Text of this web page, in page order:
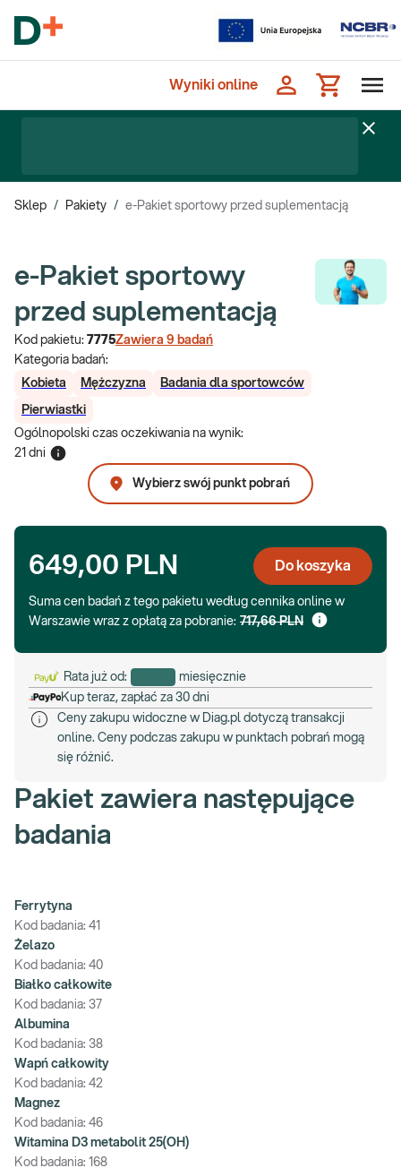
Wyniki online
Sklep / Pakiety / e-Pakiet sportowy przed suplementacją
e-Pakiet sportowy
przed suplementacją
Kod pakietu: 7775Zawiera 9 badań
Kategoria badań:
Kobieta
Mężczyzna Badania dla sportowców
Pierwiastki
Ogólnopolski czas oczekiwania na wynik:
21 dni
Wybierz swój punkt pobrań
649,00 PLN Do koszyka
Suma cen badań z tego pakietu według cennika online w
Warszawie wraz z opłatą za pobranie: 717,66 PLN
Rata już od:
miesięcznie
Kup teraz, zapłać za 30 dni
Ceny zakupu widoczne w Diag.pl dotyczą transakcji
online. Ceny podczas zakupu w punktach pobrań mogą
się różnić.
Pakiet zawiera następujące
badania
Ferrytyna
Kod badania: 41
Żelazo
Kod badania: 40
Białko całkowite
Kod badania: 37
Albumina
Kod badania: 38
Wapń całkowity
Kod badania: 42
Magnez
Kod badania: 46
Witamina D3 metabolit 25(OH)
Kod badania: 168